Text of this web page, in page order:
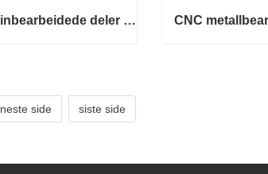
CNC maskinbearbeidede deler CNC maskinbearbeiding stål
neste side siste side